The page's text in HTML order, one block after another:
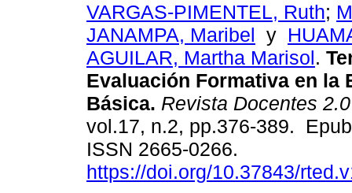
VARGAS-PIMENTEL, Ruth;
JANAMPA, Maribel y
AGUILAR, Martha Marisol.
Evaluación Formativa en la
Básica. Revista Docentes 2.0
vol.17, n.2, pp.376-389.
ISSN 2665-0266.
https://doi.org/10.37843/